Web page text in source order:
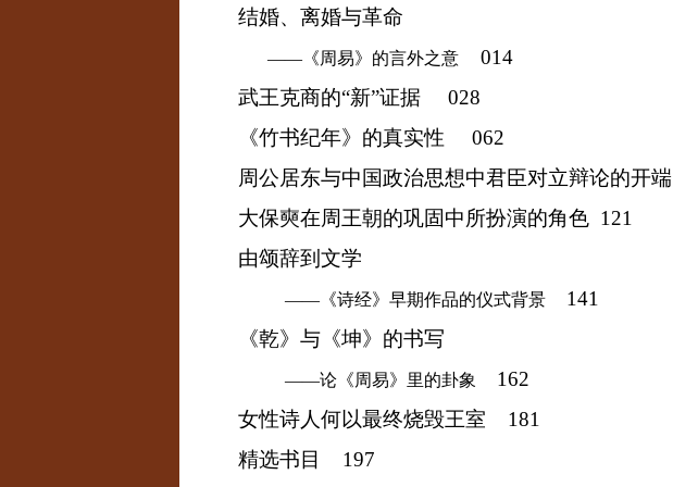
结婚、离婚与革命
——《周易》的言外之意
014
武王克商的“新”证据 028
《竹书纪年》的真实性
062
周公居东与中国政治思想中君臣对立辩论的开端
大保奭在周王朝的巩固中所扮演的角色 121
由颂辞到文学
——《诗经》早期作品的仪式背景
141
《乾》与《坤》的书写
——论《周易》里的卦象
162
女性诗人何以最终烧毁王室
181
精选书目
197